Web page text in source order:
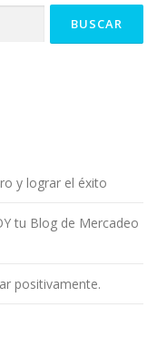
y lograr el éxito
tu Blog de Mercadeo
positivamente.